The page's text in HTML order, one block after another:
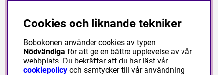
Länkar
Kampanjartiklar
Cookies och liknande tekniker
Bobokonen använder cookies av typen
Nödvändiga för att ge en bättre upplevelse av vår
webbplats. Du bekräftar att du har läst vår
cookiepolicy och samtycker till vår användning